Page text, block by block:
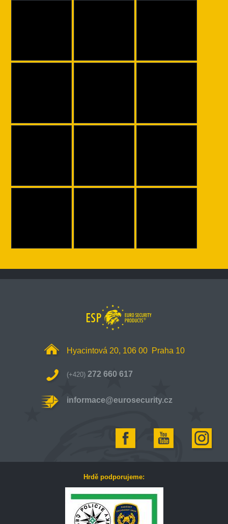
Hyacintová 20, 106 00 Praha 10
(+420) 272 660 617
informace@eurosecurity.cz
Hrdě podporujeme: